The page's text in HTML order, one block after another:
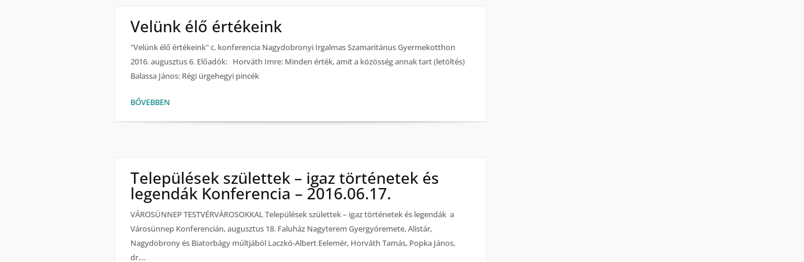
Velünk élő értékeink
"Velünk élő értékeink" c. konferencia Nagydobronyi Irgalmas Szamaritánus Gyermekotthon
2016. augusztus 6. Előadók: Horváth Imre: Minden érték, amit a közösség annak tart (letöltés)
Balassa János: Régi ürgehegyi pincék
BŐVEBBEN
Települések születtek – igaz történetek és
legendák Konferencia – 2016.06.17.
VÁROSÜNNEP TESTVÉRVÁROSOKKAL Települések születtek – igaz történetek és legendák a
Városünnep Konferencián, augusztus 18. Faluház Nagyterem Gyergyóremete, Alistár,
Nagydobrony és Biatorbágy múltjából Laczkó-Albert Eelemér, Horváth Tamás, Popka János,
dr....